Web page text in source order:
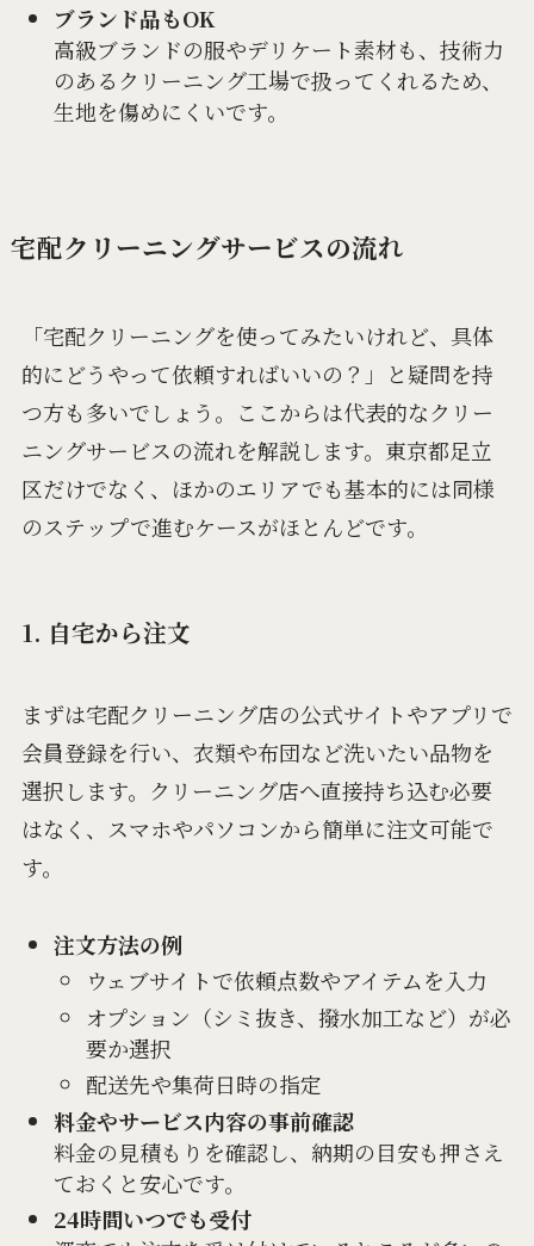
ブランド品もOK
高級ブランドの服やデリケート素材も、技術力
のあるクリーニング工場で扱ってくれるため、
生地を傷めにくいです。
宅配クリーニングサービスの流れ
「宅配クリーニングを使ってみたいけれど、具体
的にどうやって依頼すればいいの？」と疑問を持
つ方も多いでしょう。ここからは代表的なクリー
ニングサービスの流れを解説します。東京都足立
区だけでなく、ほかのエリアでも基本的には同様
のステップで進むケースがほとんどです。
1. 自宅から注文
まずは宅配クリーニング店の公式サイトやアプリで
会員登録を行い、衣類や布団など洗いたい品物を
選択します。クリーニング店へ直接持ち込む必要
はなく、スマホやパソコンから簡単に注文可能で
す。
注文方法の例
ウェブサイトで依頼点数やアイテムを入力
オプション（シミ抜き、撥水加工など）が必
要か選択
配送先や集荷日時の指定
料金やサービス内容の事前確認
料金の見積もりを確認し、納期の目安も押さえ
ておくと安心です。
24時間いつでも受付